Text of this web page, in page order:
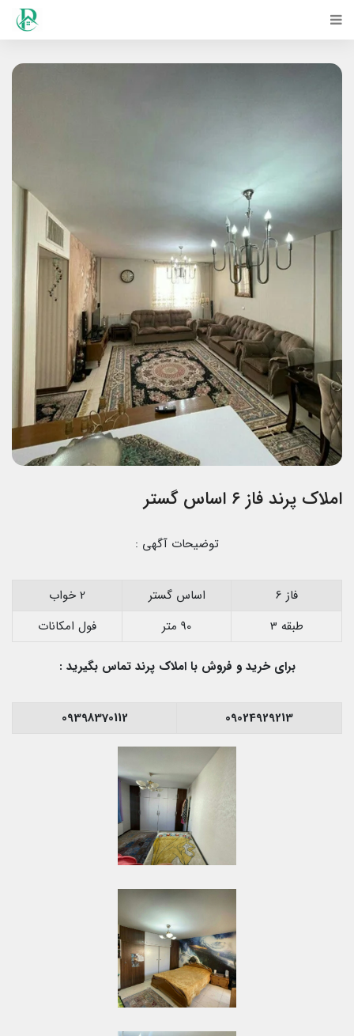
املاک پرند فاز ۶ اساس گستر
توضیحات آگهی :
فاز 6 اساس گستر
2 خواب
طبقه 3
90 متر فول امکانات
برای خرید و فروش با املاک پرند تماس بگیرید :
09024929213
09398370112